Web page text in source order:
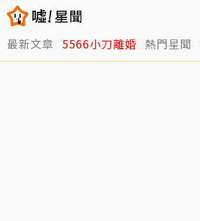
最新文章 5566小刀離婚 熱門星聞